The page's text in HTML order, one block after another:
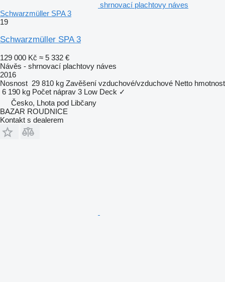
shrnovací plachtovy náves
Schwarzmüller SPA 3
19
Schwarzmüller SPA 3
129 000 Kč ≈ 5 332 €
Návěs - shrnovací plachtovy náves
2016
Nosnost 29 810 kg Zavěšení vzduchové/vzduchové Netto hmotnost
6 190 kg Počet náprav 3 Low Deck ✓
Česko, Lhota pod Libčany
BAZAR ROUDNICE
Kontakt s dealerem